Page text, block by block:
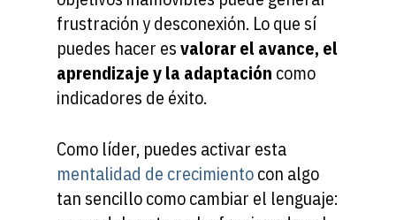
frustración y desconexión. Lo que sí
puedes hacer esvalorar el avance, el
aprendizaje y la adaptación como
indicadores de éxito.
Como líder, puedes activar esta
mentalidad de crecimientocon algo
tan sencillo como cambiar el lenguaje: